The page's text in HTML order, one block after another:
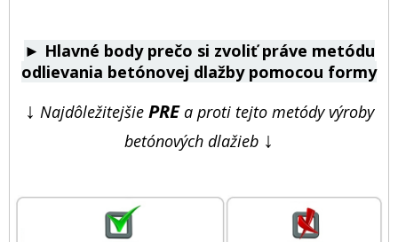
► Hlavné body prečo si zvoliť práve metódu
odlievania betónovej dlažby pomocou formy
↓ Najdôležitejšie PREa proti tejto metódy výroby
betónových dlažieb ↓